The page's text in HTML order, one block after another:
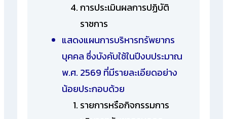
การประเมินผลการปฏิบัติ
ราชการ
แสดงแผนการบริหารทรัพยากร
บุคคล ซึ่งบังคับใช้ในปีงบประมาณ
พ.ศ. 2569 ที่มีรายละเอียดอย่าง
น้อยประกอบด้วย
รายการหรือกิจกรรมการ